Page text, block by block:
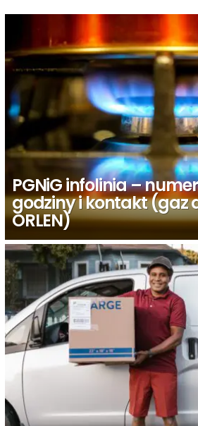
PGNiG infolinia –
godziny i kontakt (gaz
ORLEN)